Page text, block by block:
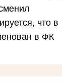
что в
в ФК